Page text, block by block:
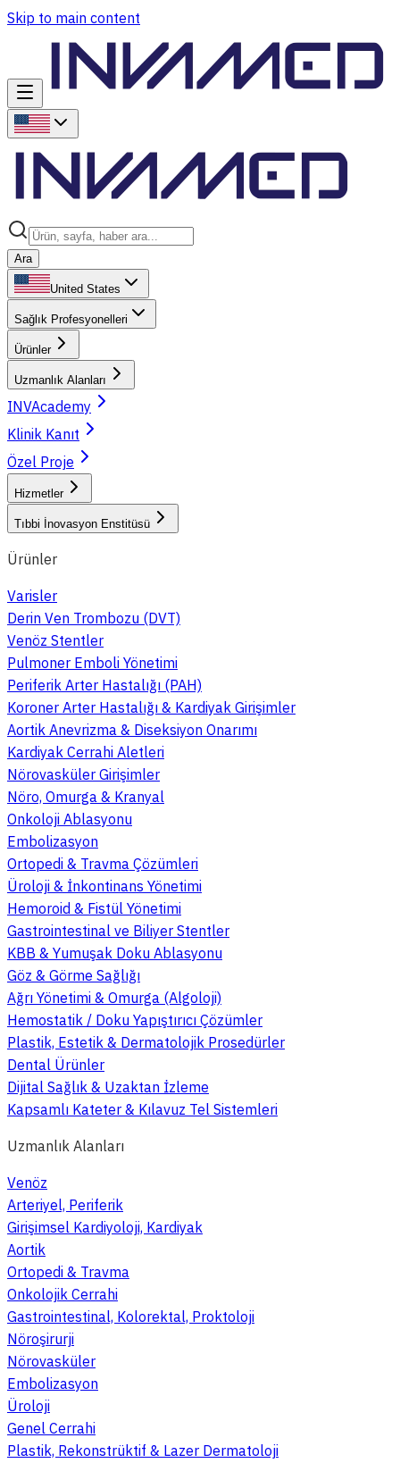
Skip to main content
Ara
United States
Sağlık Profesyonelleri
Ürünler
Uzmanlık Alanları
INVAcademy
Klinik Kanıt
Özel Proje
Hizmetler
Tıbbi İnovasyon Enstitüsü
Ürünler
Varisler
Derin Ven Trombozu (DVT)
Venöz Stentler
Pulmoner Emboli Yönetimi
Periferik Arter Hastalığı (PAH)
Koroner Arter Hastalığı & Kardiyak Girişimler
Aortik Anevrizma & Diseksiyon Onarımı
Kardiyak Cerrahi Aletleri
Nörovasküler Girişimler
Nöro, Omurga & Kranyal
Onkoloji Ablasyonu
Embolizasyon
Ortopedi & Travma Çözümleri
Üroloji & İnkontinans Yönetimi
Hemoroid & Fistül Yönetimi
Gastrointestinal ve Biliyer Stentler
KBB & Yumuşak Doku Ablasyonu
Göz & Görme Sağlığı
Ağrı Yönetimi & Omurga (Algoloji)
Hemostatik / Doku Yapıştırıcı Çözümler
Plastik, Estetik & Dermatolojik Prosedürler
Dental Ürünler
Dijital Sağlık & Uzaktan İzleme
Kapsamlı Kateter & Kılavuz Tel Sistemleri
Uzmanlık Alanları
Venöz
Arteriyel, Periferik
Girişimsel Kardiyoloji, Kardiyak
Aortik
Ortopedi & Travma
Onkolojik Cerrahi
Gastrointestinal, Kolorektal, Proktoloji
Nöroşirurji
Nörovasküler
Embolizasyon
Üroloji
Genel Cerrahi
Plastik, Rekonstrüktif & Lazer Dermatoloji